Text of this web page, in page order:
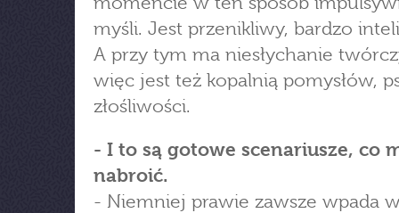
myśli. Jest przenikliwy, bardzo
A przy tym ma niesłychanie
więc jest też kopalnią pomysłów,
złośliwości.
- I to są gotowe scenariusze, co
nabroić.
- Niemniej prawie zawsze wpada